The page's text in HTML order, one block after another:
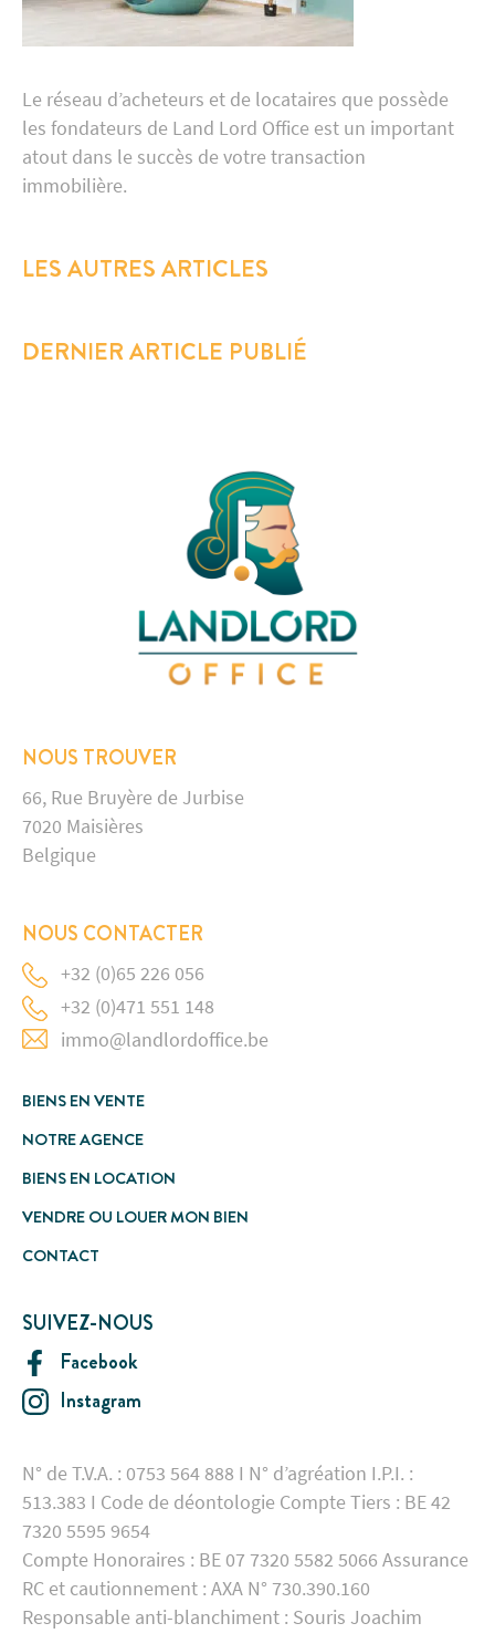
Le réseau d’acheteurs et de locataires que possède
les fondateurs de Land Lord Office est un important
atout dans le succès de votre transaction
immobilière.
LES AUTRES ARTICLES
DERNIER ARTICLE PUBLIÉ
NOUS TROUVER
66, Rue Bruyère de Jurbise
7020 Maisières
Belgique
NOUS CONTACTER
+32 (0)65 226 056
+32 (0)471 551 148
immo@landlordoffice.be
BIENS EN VENTE
NOTRE AGENCE
BIENS EN LOCATION
VENDRE OU LOUER MON BIEN
CONTACT
SUIVEZ-NOUS
Facebook
Instagram
N° de T.V.A. : 0753 564 888 I N° d’agréation I.P.I. :
513.383 I Code de déontologie Compte Tiers : BE 42
7320 5595 9654
Compte Honoraires : BE 07 7320 5582 5066 Assurance
RC et cautionnement : AXA N° 730.390.160
Responsable anti-blanchiment : Souris Joachim